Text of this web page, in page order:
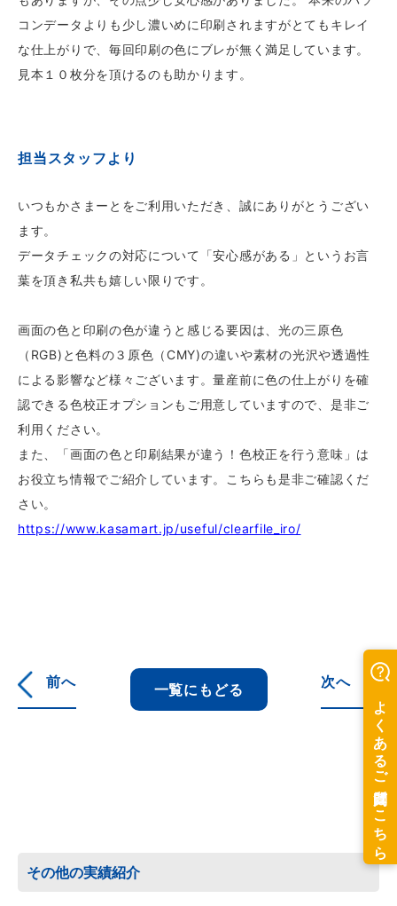
コンデータよりも少し濃いめに印刷されますがとてもキレイ
な仕上がりで、毎回印刷の色にブレが無く満足しています。
見本１０枚分を頂けるのも助かります。
担当スタッフより
いつもかさまーとをご利用いただき、誠にありがとうござい
ます。
データチェックの対応について「安心感がある」というお言
葉を頂き私共も嬉しい限りです。
画面の色と印刷の色が違うと感じる要因は、光の三原色
（RGB)と色料の３原色（CMY)の違いや素材の光沢や透過性
による影響など様々ございます。量産前に色の仕上がりを確
認できる色校正オプションもご用意していますので、是非ご
利用ください。
また、「画面の色と印刷結果が違う！色校正を行う意味」は
お役立ち情報でご紹介しています。こちらも是非ご確認くだ
さい。
https://www.kasamart.jp/useful/clearfile_iro/
前へ 一覧にもどる 次へ
その他の実績紹介